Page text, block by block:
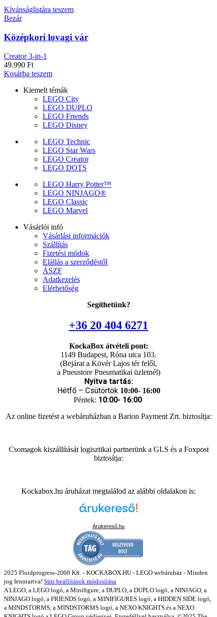
Kívánságlistára teszem
Bezár
Középkori lovagi vár
Creator 3-in-1
49.990 Ft
Kosárba teszem
Kiemelt témák
LEGO City
LEGO DUPLO
LEGO Friends
LEGO Disney
LEGO Technic
LEGO Star Wars
LEGO Creator
LEGO DOTS
LEGO Harry Potter™
LEGO NINJAGO®
LEGO Classic
LEGO Marvel
Vásárlói infó
Vásárlási információk
Szállítás
Fizetési módok
Elállás a szerződéstől
ÁSZF
Adatkezelés
Elérhetőség
Segíthetünk?
+36 20 404 6271
KockaBox átvételi pont:
1149 Budapest, Róna utca 103.
(Bejárat a Kövér Lajos tér felől,
a Pneustore Pneumatikai üzletnél)
Nyitva tartás:
Hétfő – Csütörtök 10:00- 16:00
Péntek: 10:00- 16:00
Az online fizetést a webáruházban a Barion Payment Zrt. biztosítja:
Csomagok kiszállítását logisztikai partnerünk a GLS és a Foxpost
biztosítja:
Kockabox.hu áruházat megtalálod az alábbi oldalakon is:
Árukereső.hu
2025 Fluidprogress-2000 Kft. - KOCKABOX.HU - LEGO webáruház - Minden
jog fenntartva! Süti beállítások módosítása
A LEGO, a LEGO logó, a Minifigure, a DUPLO, a DUPLO logó, a NINJAGO, a
NINJAGO logó, a FRIENDS logó, a MINIFIGURES logó, a HIDDEN SIDE logó,
a MINDSTORMS, a MINDSTORMS logó, a NEXO KNIGHTS és a NEXO